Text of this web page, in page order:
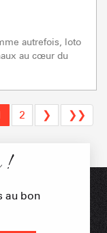
autrefois, loto
au cœur du
2 ❯ ❯❯
au bon